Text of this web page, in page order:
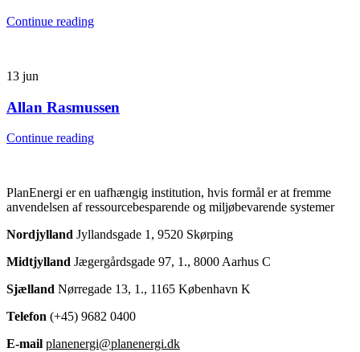
Continue reading
13 jun
Allan Rasmussen
Continue reading
PlanEnergi er en uafhængig institution, hvis formål er at fremme
anvendelsen af ressourcebesparende og miljøbevarende systemer
Nordjylland Jyllandsgade 1, 9520 Skørping
Midtjylland Jægergårdsgade 97, 1., 8000 Aarhus C
Sjælland Nørregade 13, 1., 1165 København K
Telefon (+45) 9682 0400
E-mail planenergi@planenergi.dk